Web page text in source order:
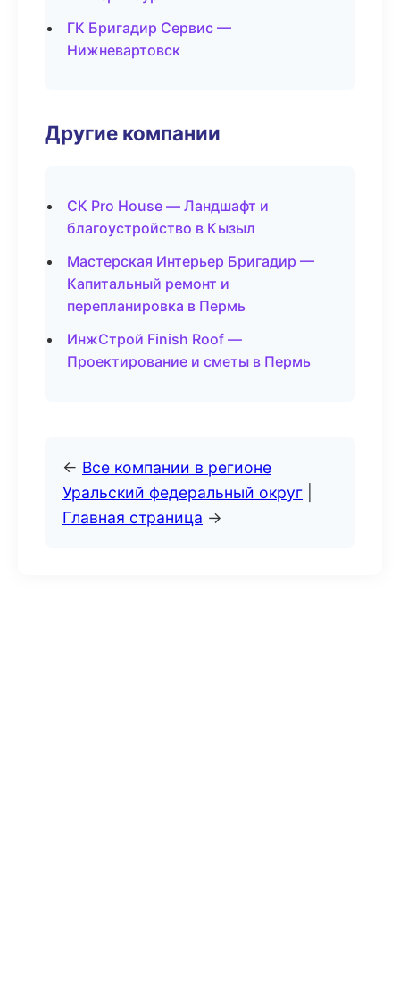
ГК Бригадир Сервис —
Нижневартовск
Другие компании
СК Pro House — Ландшафт и
благоустройство в Кызыл
Мастерская Интерьер Бригадир —
Капитальный ремонт и
перепланировка в Пермь
ИнжСтрой Finish Roof —
Проектирование и сметы в Пермь
← Все компании в регионе
Уральский федеральный округ
Главная страница →